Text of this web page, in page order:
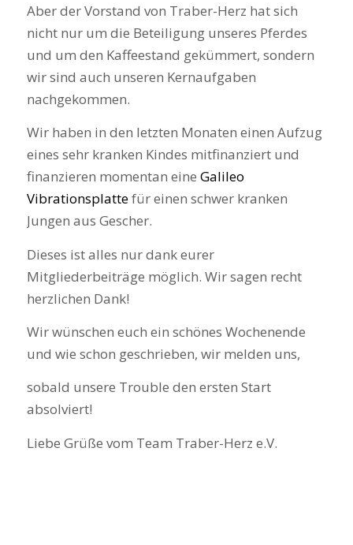
Aber der Vorstand von Traber-Herz hat sich
nicht nur um die Beteiligung unseres Pferdes
und um den Kaffeestand gekümmert, sondern
wir sind auch unseren Kernaufgaben
nachgekommen.
Wir haben in den letzten Monaten einen Aufzug
eines sehr kranken Kindes mitfinanziert und
finanzieren momentan eine Galileo
Vibrationsplattefür einen schwer kranken
Jungen aus Gescher.
Dieses ist alles nur dank eurer
Mitgliederbeiträge möglich. Wir sagen recht
herzlichen Dank!
Wir wünschen euch ein schönes Wochenende
und wie schon geschrieben, wir melden uns,
sobald unsere Trouble den ersten Start
absolviert!
Liebe Grüße vom Team Traber-Herz e.V.